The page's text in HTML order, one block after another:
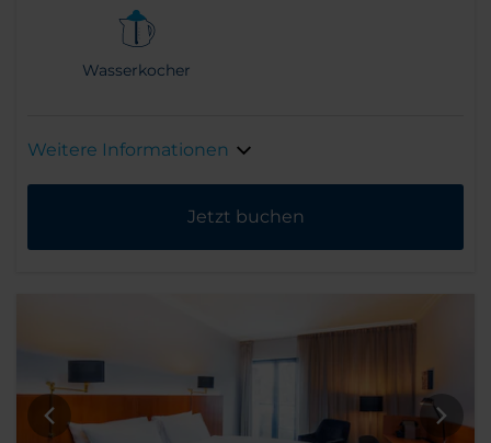
Wasserkocher
Weitere Informationen
Jetzt buchen